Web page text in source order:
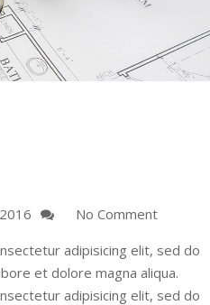
No Comment
adipisicing elit, sed do
et dolore magna aliqua.
adipisicing elit, sed do